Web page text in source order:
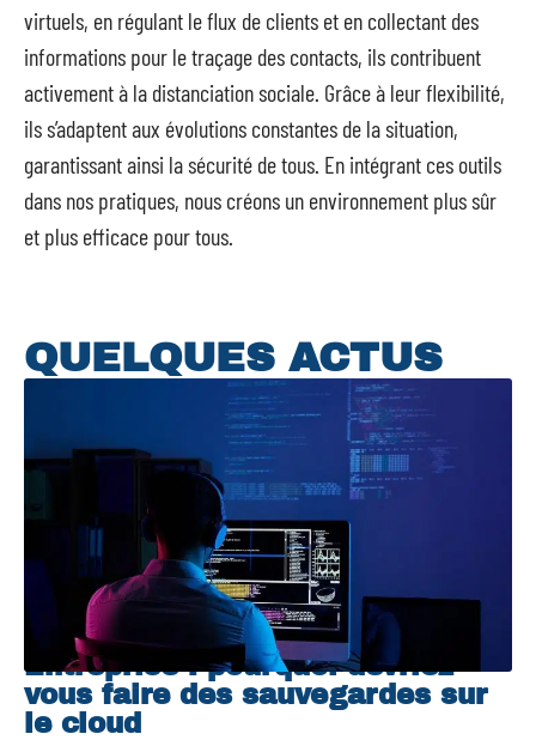
virtuels, en régulant le flux de clients et en collectant des
informations pour le traçage des contacts, ils contribuent
activement à la distanciation sociale. Grâce à leur flexibilité,
ils s’adaptent aux évolutions constantes de la situation,
garantissant ainsi la sécurité de tous. En intégrant ces outils
dans nos pratiques, nous créons un environnement plus sûr
et plus efficace pour tous.
QUELQUES ACTUS
Entreprise : pourquoi devriez-
vous faire des sauvegardes sur
le cloud